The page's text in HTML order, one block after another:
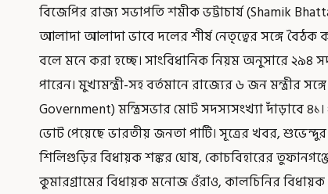
বিজেপির রাজ্য সভাপতি শমীক ভট্টাচার্য (Shamik
আলাদা আলাদা ভাবে দলের শীর্ষ নেতৃত্বের সঙ্গে বৈঠক
বলে মনে করা হচ্ছে। সাংবিধানিক নিয়ম অনুসারে ২৯৪
পারেন। মুখ্যমন্ত্রী-সহ বর্তমানে রাজ্যের ৬ জন মন্ত্রীর
Government) মন্ত্রিসভার মোট সদস্যসংখ্যা দাঁড়াবে
ভোট পেয়েছে ভারতীয় জনতা পার্টি। সূত্রের খবর, শুভেন্দুর
শিলিগুড়ির বিধায়ক শঙ্কর ঘোষ, কোচবিহারের
কুমারগ্রামের বিধায়ক মনোজ ওঁরাও, কালচিনির